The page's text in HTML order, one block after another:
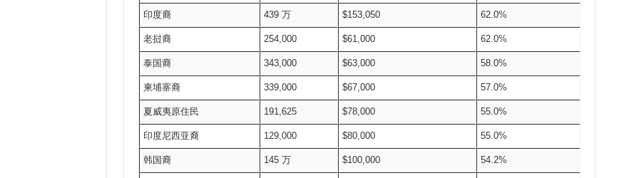
印度裔 439 万 $153,050 62.0%
老挝裔 254,000 $61,000 62.0%
泰国裔 343,000 $63,000 58.0%
柬埔寨裔 339,000 $67,000 57.0%
夏威夷原住民 191,625 $78,000 55.0%
印度尼西亚裔 129,000 $80,000 55.0%
韩国裔 145 万 $100,000 54.2%